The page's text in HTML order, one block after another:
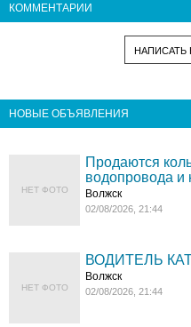
КОММЕНТАРИИ
НАПИСАТЬ
НОВЫЕ ОБЪЯВЛЕНИЯ
НЕТ ФОТО
Продаются
водопровода и
Волжск
02/08/2026, 21:44
НЕТ ФОТО
ВОДИТЕЛЬ
Волжск
02/08/2026, 21:44